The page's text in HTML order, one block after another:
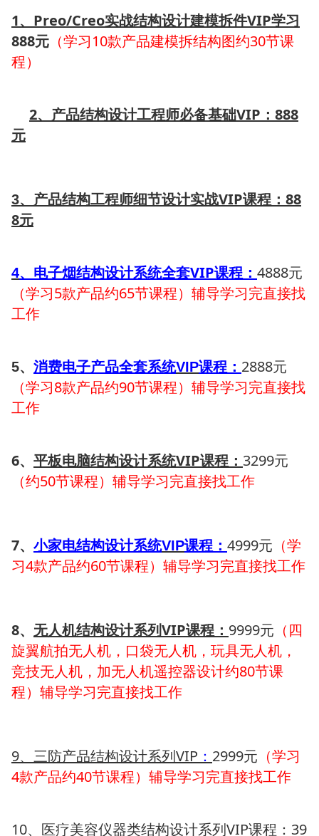
1、Preo/Creo实战结构设计建模拆件VIP学习
888元 （学习10款产品建模拆结构图约30节课
程）
2、产品结构设计工程师必备基础VIP：888
元
3、产品结构工程师细节设计实战VIP课程： 88
8元
4、电子烟结构设计系统全套VIP课程： 4888元
（学习5款产品约65节课程）辅导学习完直接找
工作
5、 消费电子产品全套系统VIP课程： 2888元
（学习8款产品约90节课程）辅导学习完直接找
工作
6、 平板电脑结构设计系统VIP课程： 3299元
（约50节课程）辅导学习完直接找工作
7、 小家电结构设计系统VIP课程： 4999元 （学
习4款产品约60节课程）辅导学习完直接找工作
8、 无人机结构设计系列VIP课程： 9999元 （四
旋翼航拍无人机，口袋无人机，玩具无人机，
竞技无人机，加无人机遥控器设计约80节课
程）辅导学习完直接找工作
9、三防产品结构设计系列VIP ： 2999元 （学习
4款产品约40节课程）辅导学习完直接找工作
10、医疗美容仪器类结构设计系列VIP课程：39